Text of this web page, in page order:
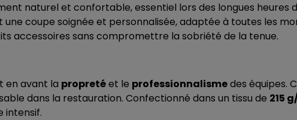
naturel et confortable, essentiel lors des longues heures
une coupe soignée et personnalisée, adaptée à toutes les
accessoires sans compromettre la sobriété de la tenue.
en avant la propretéet le professionnalismedes équipes.
dans la restauration. Confectionné dans un tissu de 215
intensif.